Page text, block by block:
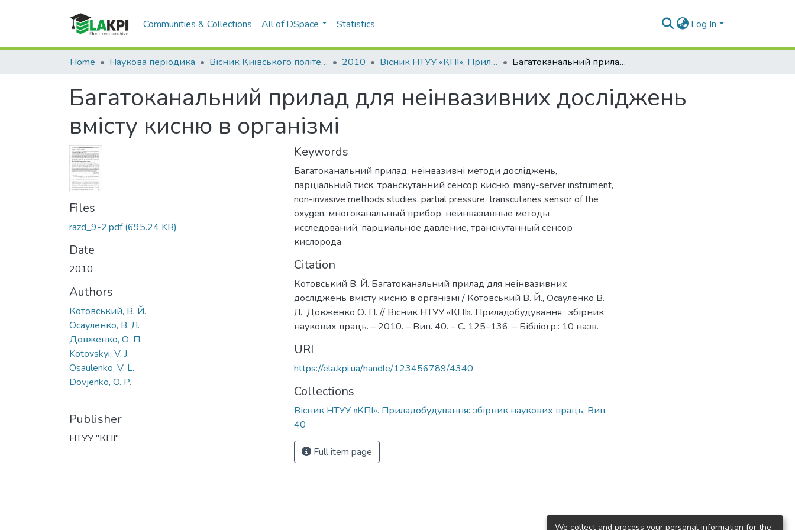
Communities & Collections All of DSpace Statistics Log In
Home Наукова періодика Вісник Київського політехнічного інституту. Серія Приладобудування 2010 Вісник НТУУ «КПІ». Приладобудування: збірник наукових праць, Вип. 40 Багатоканальний прилад для неінвазивних досліджень вмісту кисню в організмі
Багатоканальний прилад для неінвазивних досліджень
вмісту кисню в організмі
Files
razd_9-2.pdf(695.24 KB)
Date
2010
Authors
Котовський, В. Й.
Осауленко, В. Л.
Довженко, О. П.
Kotovskyi, V. J.
Osaulenko, V. L.
Dovjenko, O. P.
Publisher
НТУУ "КПІ"
Keywords
Багатоканальний прилад, неінвазивні методи досліджень,
парціальний тиск, транскутанний сенсор кисню, many-server instrument,
non-invasive methods studies, partial pressure, transcutanes sensor of the
oxygen, многоканальный прибор, неинвазивные методы
исследований, парциальное давление, транскутанный сенсор
кислорода
Citation
Котовський В. Й. Багатоканальний прилад для неінвазивних
досліджень вмісту кисню в організмі / Котовський В. Й., Осауленко В.
Л., Довженко О. П. // Вісник НТУУ «КПІ». Приладобудування : збірник
наукових праць. – 2010. – Вип. 40. – С. 125–136. – Бібліогр.: 10 назв.
URI
https://ela.kpi.ua/handle/123456789/4340
Collections
Вісник НТУУ «КПІ». Приладобудування: збірник наукових праць, Вип.
40
Full item page
We collect and process your personal information for the